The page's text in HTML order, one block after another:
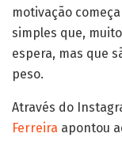
motivação
simples que,
espera, mas que
peso.
Através do
Ferreira apontou